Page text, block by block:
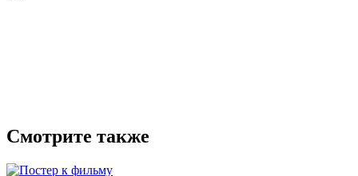
Смотрите также